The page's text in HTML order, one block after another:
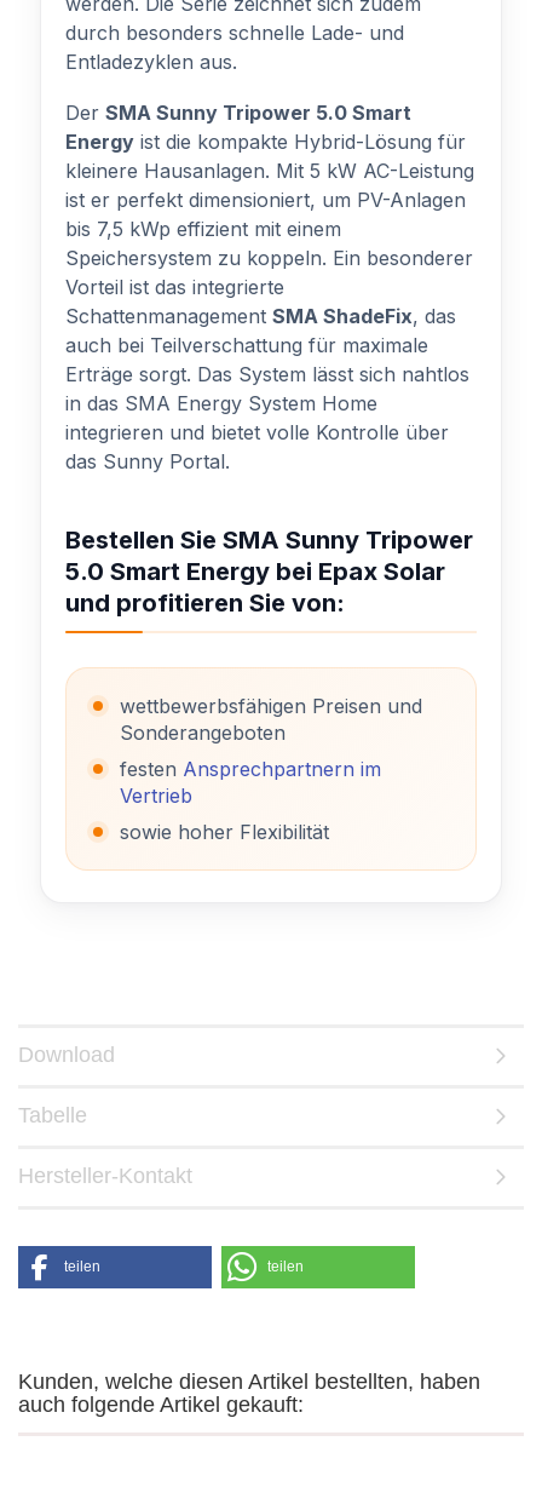
durch besonders schnelle Lade- und
Entladezyklen aus.
Der SMA Sunny Tripower 5.0 Smart
Energy ist die kompakte Hybrid-Lösung für
kleinere Hausanlagen. Mit 5 kW AC-Leistung
ist er perfekt dimensioniert, um PV-Anlagen
bis 7,5 kWp effizient mit einem
Speichersystem zu koppeln. Ein besonderer
Vorteil ist das integrierte
Schattenmanagement SMA ShadeFix, das
auch bei Teilverschattung für maximale
Erträge sorgt. Das System lässt sich nahtlos
in das SMA Energy System Home
integrieren und bietet volle Kontrolle über
das Sunny Portal.
Bestellen Sie SMA Sunny Tripower
5.0 Smart Energy bei Epax Solar
und profitieren Sie von:
wettbewerbsfähigen Preisen und
Sonderangeboten
festen Ansprechpartnern im
Vertrieb
sowie hoher Flexibilität
Download
Tabelle
Hersteller-Kontakt
teilen teilen
Kunden, welche diesen Artikel bestellten, haben
auch folgende Artikel gekauft: